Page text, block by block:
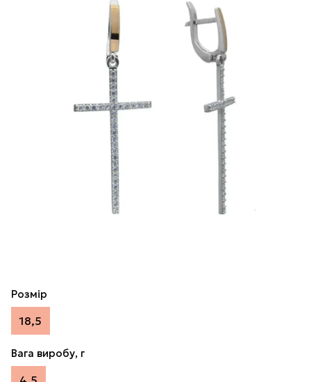
Розмір
18,5
Вага виробу, г